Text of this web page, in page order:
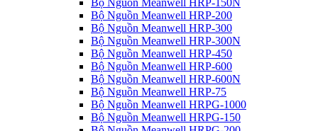
Bộ Nguồn Meanwell HRP-200
Bộ Nguồn Meanwell HRP-300
Bộ Nguồn Meanwell HRP-300N
Bộ Nguồn Meanwell HRP-450
Bộ Nguồn Meanwell HRP-600
Bộ Nguồn Meanwell HRP-600N
Bộ Nguồn Meanwell HRP-75
Bộ Nguồn Meanwell HRPG-1000
Bộ Nguồn Meanwell HRPG-150